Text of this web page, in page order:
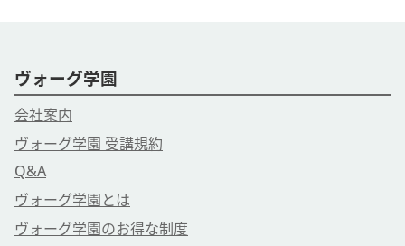
ヴォーグ学園
会社案内
ヴォーグ学園 受講規約
Q&A
ヴォーグ学園とは
ヴォーグ学園のお得な制度